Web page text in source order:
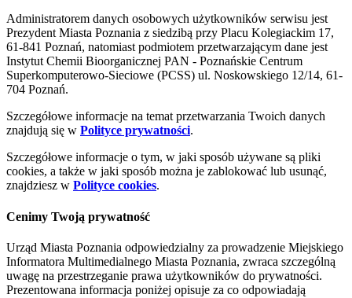
Administratorem danych osobowych użytkowników serwisu jest
Prezydent Miasta Poznania z siedzibą przy Placu Kolegiackim 17,
61-841 Poznań, natomiast podmiotem przetwarzającym dane jest
Instytut Chemii Bioorganicznej PAN - Poznańskie Centrum
Superkomputerowo-Sieciowe (PCSS) ul. Noskowskiego 12/14, 61-
704 Poznań.
Szczegółowe informacje na temat przetwarzania Twoich danych
znajdują się w Polityce prywatności.
Szczegółowe informacje o tym, w jaki sposób używane są pliki
cookies, a także w jaki sposób można je zablokować lub usunąć,
znajdziesz w Polityce cookies.
Cenimy Twoją prywatność
Urząd Miasta Poznania odpowiedzialny za prowadzenie Miejskiego
Informatora Multimedialnego Miasta Poznania, zwraca szczególną
uwagę na przestrzeganie prawa użytkowników do prywatności.
Prezentowana informacja poniżej opisuje za co odpowiadają